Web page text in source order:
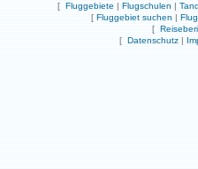
[ Fluggebiete | Flugschulen |
[ Fluggebiet suchen |
[
[ Datenschutz |